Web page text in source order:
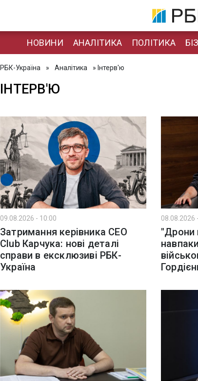
НОВИНИ АНАЛІТИКА ПОЛІТИКА
РБК-Україна » Аналітика » Інтерв'ю
ІНТЕРВ'Ю
09.08.2026 - 10:00
Затримання керівника CEO
Club Карчука: нові деталі
справи в ексклюзиві РБК-
Україна
08.08.2026
"Дрони